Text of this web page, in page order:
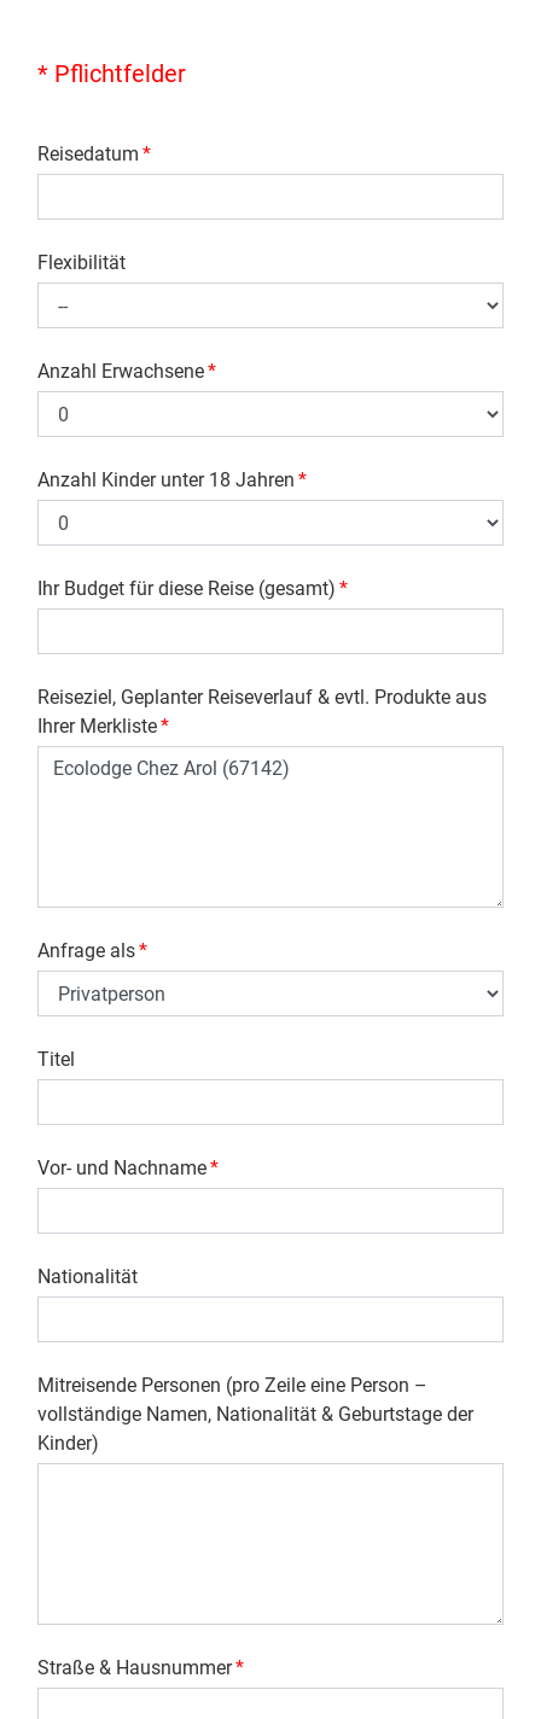
* Pflichtfelder
Reisedatum *
Flexibilität
Anzahl Erwachsene*
Anzahl Kinder unter 18 Jahren *
Ihr Budget für diese Reise (gesamt) *
Reiseziel, Geplanter Reiseverlauf & evtl. Produkte aus
Ihrer Merkliste*
Anfrage als*
Titel
Vor- und Nachname*
Nationalität
Mitreisende Personen (pro Zeile eine Person –
vollständige Namen, Nationalität & Geburtstage der
Kinder)
Straße & Hausnummer*